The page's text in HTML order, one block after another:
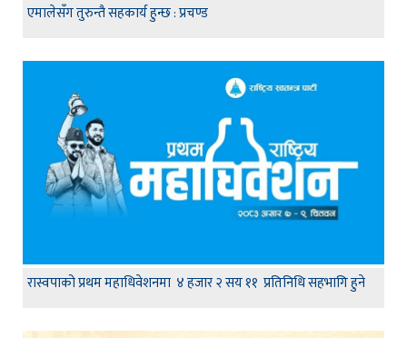
एमालेसँग तुरुन्तै सहकार्य हुन्छ : प्रचण्ड
रास्वपाको प्रथम महाधिवेशनमा ४ हजार २ सय ११ प्रतिनिधि सहभागि हुने